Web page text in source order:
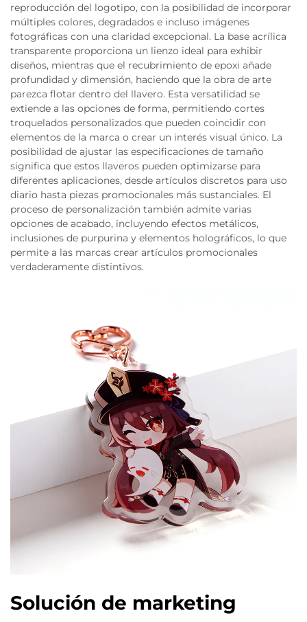
reproducción del logotipo, con la posibilidad de incorporar
múltiples colores, degradados e incluso imágenes
fotográficas con una claridad excepcional. La base acrílica
transparente proporciona un lienzo ideal para exhibir
diseños, mientras que el recubrimiento de epoxi añade
profundidad y dimensión, haciendo que la obra de arte
parezca flotar dentro del llavero. Esta versatilidad se
extiende a las opciones de forma, permitiendo cortes
troquelados personalizados que pueden coincidir con
elementos de la marca o crear un interés visual único. La
posibilidad de ajustar las especificaciones de tamaño
significa que estos llaveros pueden optimizarse para
diferentes aplicaciones, desde artículos discretos para uso
diario hasta piezas promocionales más sustanciales. El
proceso de personalización también admite varias
opciones de acabado, incluyendo efectos metálicos,
inclusiones de purpurina y elementos holográficos, lo que
permite a las marcas crear artículos promocionales
verdaderamente distintivos.
Solución de marketing